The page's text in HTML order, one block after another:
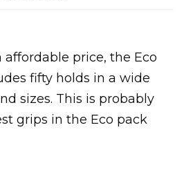
price, the Eco
fifty holds in a wide
sizes. This is probably
grips in the Eco pack